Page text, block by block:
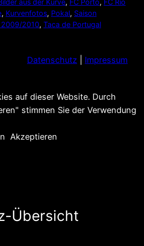
aus der Kurve, FC Porto, FC Rio
, Kurvenfotos, Pokal, Saison
2009/2010, Taca de Portugal
Datenschutz Impressum
auf dieser Website. Durch
stimmen Sie der Verwendung
Akzeptieren
Übersicht